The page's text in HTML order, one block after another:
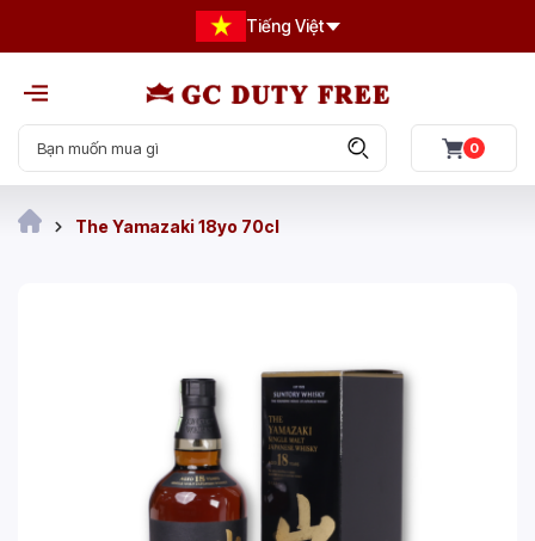
Tiếng Việt
0
The Yamazaki 18yo 70cl